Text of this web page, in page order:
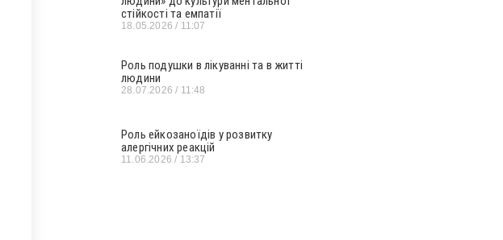
стійкості та емпатії
18.05.2026 11:07
Роль подушки в лікуванні та в житті
людини
28.07.2026 11:48
Роль ейкозаноїдів у розвитку
алергічних реакцій
11.06.2026 13:37